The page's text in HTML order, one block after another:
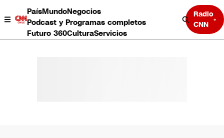
PaísMundoNegocios
Podcast y Programas completos
Futuro 360CulturaServicios
Radio
CNN